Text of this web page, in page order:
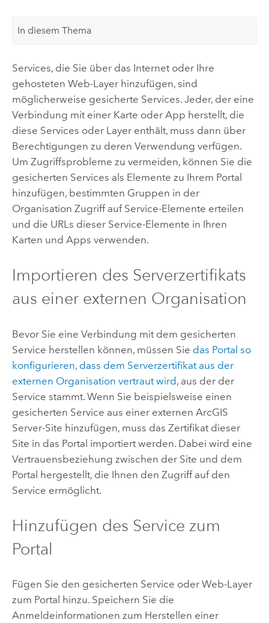
In diesem Thema
Services, die Sie über das Internet oder Ihre
gehosteten Web-Layer hinzufügen, sind
möglicherweise gesicherte Services. Jeder, der eine
Verbindung mit einer Karte oder App herstellt, die
diese Services oder Layer enthält, muss dann über
Berechtigungen zu deren Verwendung verfügen.
Um Zugriffsprobleme zu vermeiden, können Sie die
gesicherten Services als Elemente zu Ihrem Portal
hinzufügen, bestimmten Gruppen in der
Organisation Zugriff auf Service-Elemente erteilen
und die URLs dieser Service-Elemente in Ihren
Karten und Apps verwenden.
Importieren des Serverzertifikats
aus einer externen Organisation
Bevor Sie eine Verbindung mit dem gesicherten
Service herstellen können, müssen Sie das Portal so
konfigurieren, dass dem Serverzertifikat aus der
externen Organisation vertraut wird, aus der der
Service stammt. Wenn Sie beispielsweise einen
gesicherten Service aus einer externen ArcGIS
Server-Site hinzufügen, muss das Zertifikat dieser
Site in das Portal importiert werden.Dabei wird eine
Vertrauensbeziehung zwischen der Site und dem
Portal hergestellt, die Ihnen den Zugriff auf den
Service ermöglicht.
Hinzufügen des Service zum
Portal
Fügen Sie den gesicherten Service oder Web-Layer
zum Portal hinzu. Speichern Sie die
Anmeldeinformationen zum Herstellen einer